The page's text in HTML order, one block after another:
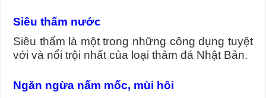
Siêu thấm nước
Siêu thấm là một trong những công dụng tuyệt
với và nổi trội nhất của loại thảm đá Nhật Bản.
Ngăn ngừa nấm mốc, mùi hôi